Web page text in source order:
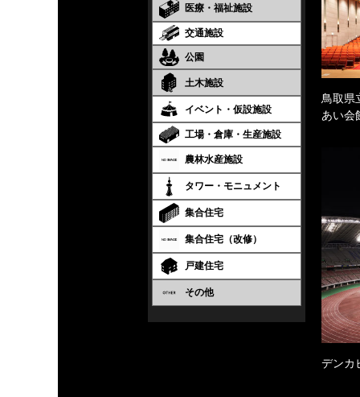
医療・福祉施設
交通施設
公園
土木施設
イベント・仮設施設
工場・倉庫・生産施設
農林水産施設
タワー・モニュメント
集合住宅
集合住宅（改修）
戸建住宅
その他
鳥取県
あい会
デンカ